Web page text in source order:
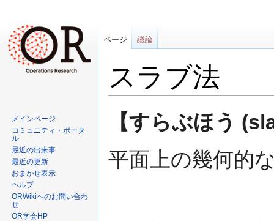
スラブ法
ー
移
【すらぶほう
平面上の幾何的
ページ 議論
メインページ
コミュニティ・ポータ
ル
最近の出来事
最近の更新
おまかせ表示
ヘルプ
ORWikiへのお問い合わ
せ
OR学会HP